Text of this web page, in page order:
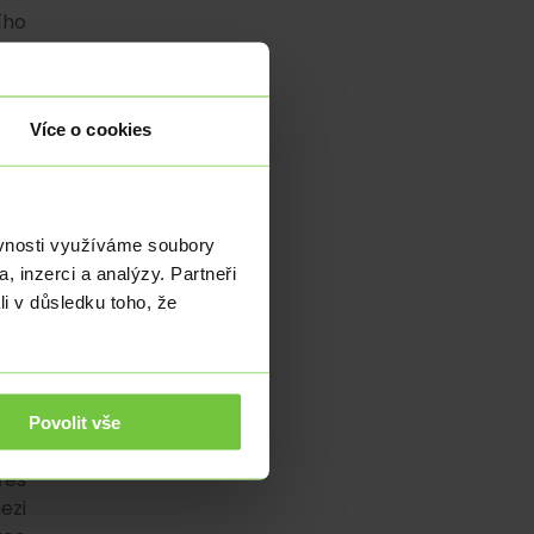
Více o cookies
využíváme soubory
inzerci a analýzy. Partneři
v důsledku toho, že
Povolit vše